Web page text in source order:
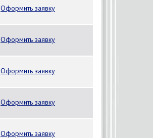
Оформить заявку
Оформить заявку
Оформить заявку
Оформить заявку
Оформить заявку